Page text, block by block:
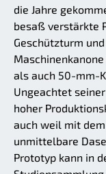
die Jahre
besaß verstärkte
Geschützturm
als auch 50-mm-
Ungeachtet
hoher
auch weil mit
unmittelbare
Prototyp kann in